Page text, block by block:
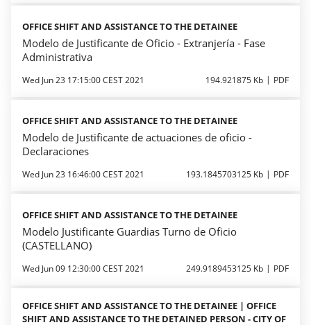
OFFICE SHIFT AND ASSISTANCE TO THE DETAINEE
Modelo de Justificante de Oficio - Extranjería - Fase
Administrativa
Wed Jun 23 17:15:00 CEST 2021 194.921875 Kb PDF
OFFICE SHIFT AND ASSISTANCE TO THE DETAINEE
Modelo de Justificante de actuaciones de oficio -
Declaraciones
Wed Jun 23 16:46:00 CEST 2021 193.1845703125 Kb PDF
OFFICE SHIFT AND ASSISTANCE TO THE DETAINEE
Modelo Justificante Guardias Turno de Oficio
(CASTELLANO)
Wed Jun 09 12:30:00 CEST 2021 249.9189453125 Kb PDF
OFFICE SHIFT AND ASSISTANCE TO THE DETAINEE | OFFICE
SHIFT AND ASSISTANCE TO THE DETAINED PERSON - CITY OF